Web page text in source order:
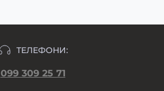
ТЕЛЕФОНИ:
099 309 25 71